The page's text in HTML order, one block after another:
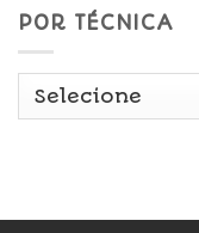
POR TÉCNICA